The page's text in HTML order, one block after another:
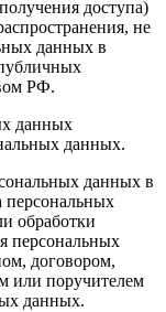
доступа)
не
данных в
РФ.
данных
данных.
данных в
персональных
обработки
персональных
договором,
или поручителем
данных.